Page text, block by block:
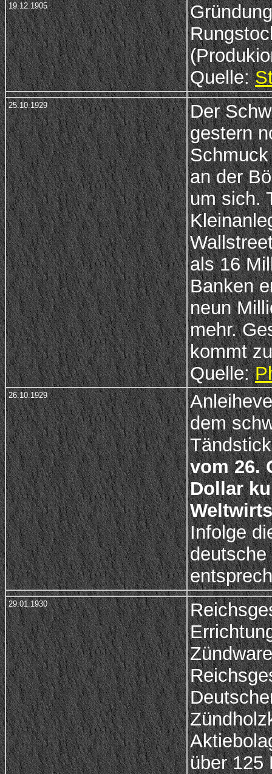
19.12.1905
Quelle:
25.10.1929
Der
gestern
an der
um sich.
als 16
Banken
neun
mehr.
kommt
Quelle:
26.10.1929
dem
vom 26.
Dollar
Infolge
deutsche
29.01.1930
über 125